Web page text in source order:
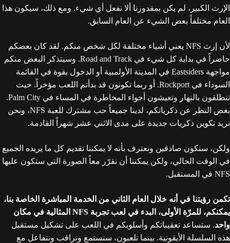
الإرث الكبير، لم يكن بمقدورنا ألا نفعل أي شيء. ومع ذلك، سيكون هذا
العام مختلفاً بعض الشيء عن العام السابق.
لأن إرث NFS يعني أشياء مختلفة لكل شخص منكم. لقد كان بعضكم
حاضراً في بداية كل شيء في Road and Track. وسيتذكر البعض منكم
مواجهة Eastsiders في المدينة الأولمبية أو الدخول بقوة في القائمة
السوداء في Rockport. أو ربما تكونون قد بدأتم اللعب مؤخراً. حيث
تنطلقون بالنهار وتعيشون أجواء المخاطرة في المساء في Palm City.
بغض النظر عن ذكرياتكم، لدينا جميعاً حب مشترك للعبة NFS، ونحن
نريد تكوين ذكريات جديدة على مدى الاثني عشر شهراً القادمة.
ولكن، سنكون صادقين ونعترف بأنه لا يمكننا تقديم كل ما يريده الجميع
في الوقت الحالي، ولكن يمكننا أن نقرّر معاً الصورة التي ستكون عليها
NFS في المستقبل.
تكمن رؤيتنا في أنه خلال العام الثاني من الخدمة المباشرة الخاصة بنا،
يمكنكم، للمرّة الأولى، البدء في لعب تجربة NFS المثالية في مكان
واحد. ستساعد تعقيباتكم وأسلوبكم في اللعب على تشكيل مستقبل
هذه السلسلة الأيقونية. بينما تلعبون، سنستمع ونراقب ونتفاعل مع